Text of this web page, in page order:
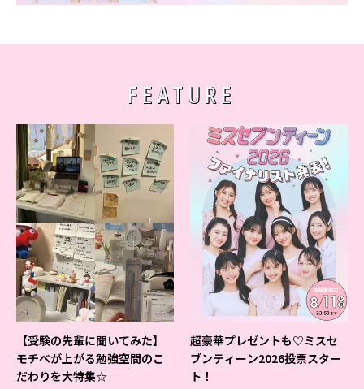
FEATURE
【受験の先輩に聞いてみた】
モチベが上がる勉強空間のこ
だわりを大特集☆
超豪華プレゼントも♡ミスセ
ブンティーン2026投票スター
ト！